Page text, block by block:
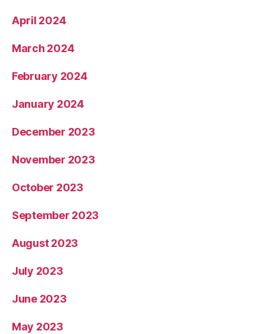
April 2024
March 2024
February 2024
January 2024
December 2023
November 2023
October 2023
September 2023
August 2023
July 2023
June 2023
May 2023